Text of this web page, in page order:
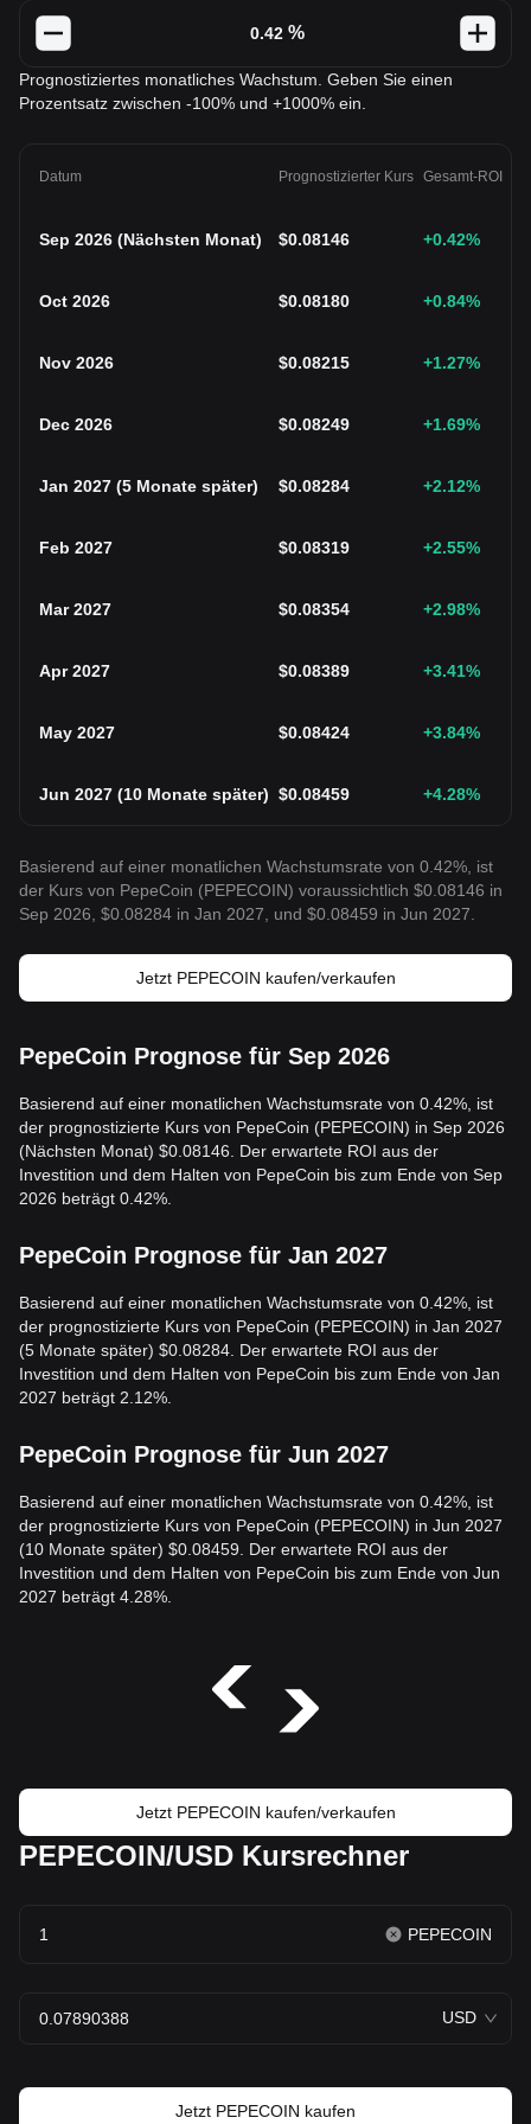
%
Prognostiziertes monatliches Wachstum. Geben Sie einen
Prozentsatz zwischen -100% und +1000% ein.
Datum Prognostizierter Kurs Gesamt-ROI
Sep 2026 (Nächsten Monat) $0.08146 +0.42%
Oct 2026 $0.08180 +0.84%
Nov 2026 $0.08215 +1.27%
Dec 2026 $0.08249 +1.69%
Jan 2027 (5 Monate später) $0.08284 +2.12%
Feb 2027 $0.08319 +2.55%
Mar 2027 $0.08354 +2.98%
Apr 2027 $0.08389 +3.41%
May 2027 $0.08424 +3.84%
Jun 2027 (10 Monate später) $0.08459 +4.28%
Basierend auf einer monatlichen Wachstumsrate von 0.42%, ist
der Kurs von PepeCoin (PEPECOIN) voraussichtlich $0.08146 in
Sep 2026, $0.08284 in Jan 2027, und $0.08459 in Jun 2027.
Jetzt PEPECOIN kaufen/verkaufen
PepeCoin Prognose für Sep 2026
Basierend auf einer monatlichen Wachstumsrate von 0.42%, ist
der prognostizierte Kurs von PepeCoin (PEPECOIN) in Sep 2026
(Nächsten Monat) $0.08146. Der erwartete ROI aus der
Investition und dem Halten von PepeCoin bis zum Ende von Sep
2026 beträgt 0.42%.
PepeCoin Prognose für Jan 2027
Basierend auf einer monatlichen Wachstumsrate von 0.42%, ist
der prognostizierte Kurs von PepeCoin (PEPECOIN) in Jan 2027
(5 Monate später) $0.08284. Der erwartete ROI aus der
Investition und dem Halten von PepeCoin bis zum Ende von Jan
2027 beträgt 2.12%.
PepeCoin Prognose für Jun 2027
Basierend auf einer monatlichen Wachstumsrate von 0.42%, ist
der prognostizierte Kurs von PepeCoin (PEPECOIN) in Jun 2027
(10 Monate später) $0.08459. Der erwartete ROI aus der
Investition und dem Halten von PepeCoin bis zum Ende von Jun
2027 beträgt 4.28%.
Jetzt PEPECOIN kaufen/verkaufen
PEPECOIN/USD Kursrechner
PEPECOIN
USD
Jetzt PEPECOIN kaufen